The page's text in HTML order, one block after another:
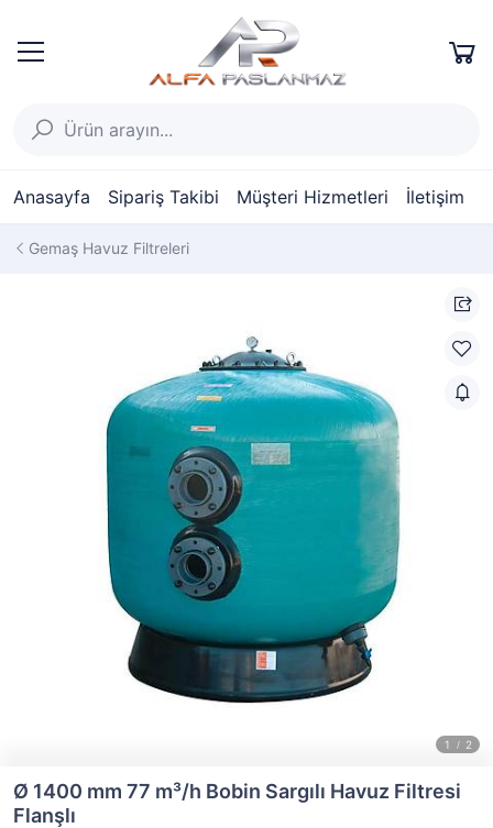
Anasayfa Sipariş Takibi Müşteri Hizmetleri İletişim
Gemaş Havuz Filtreleri
Ø 1400 mm 77 m³/h Bobin Sargılı Havuz Filtresi
Flanşlı